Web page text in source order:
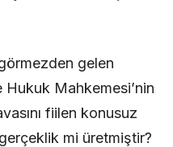
gelen
Mahkemesi’nin
fiilen konusuz
mi üretmiştir?